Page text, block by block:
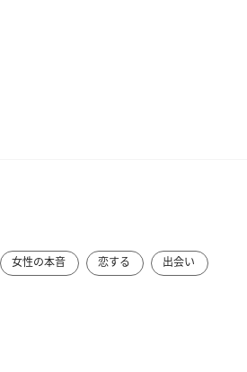
女性の本音 恋する 出会い